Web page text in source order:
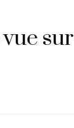
sur